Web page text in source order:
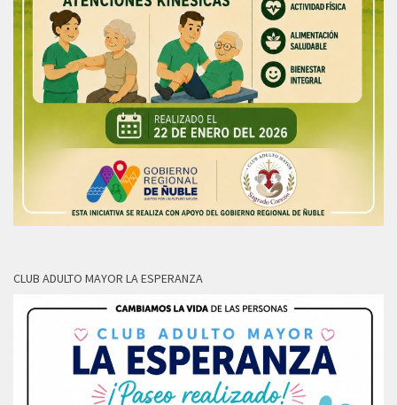
CLUB ADULTO MAYOR LA ESPERANZA